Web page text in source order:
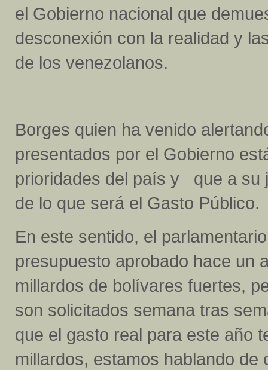
el Gobierno nacional que
desconexión con la realidad y
de los venezolanos.
Borges quien ha venido
presentados por el Gobierno
prioridades del país y que a su
de lo que será el Gasto Público.
En este sentido, el
presupuesto aprobado hace un
millardos de bolívares fuertes,
son solicitados semana tras
que el gasto real para este año
millardos, estamos hablando